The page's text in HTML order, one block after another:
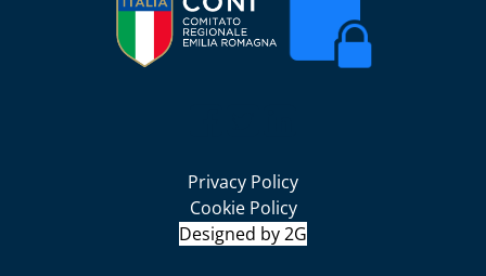
Privacy Policy
Cookie Policy
Designed by 2G